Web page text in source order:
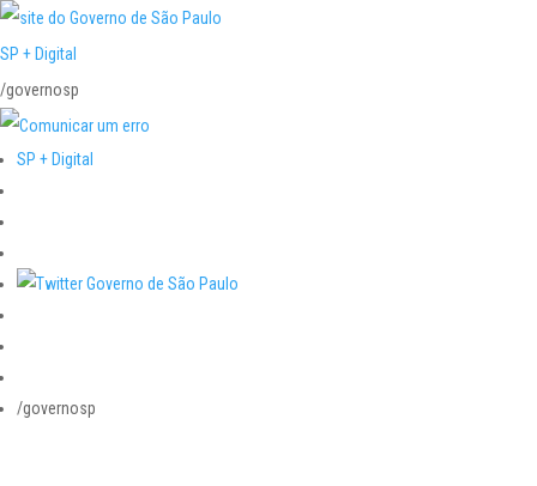
SP + Digital
/governosp
SP + Digital
/governosp